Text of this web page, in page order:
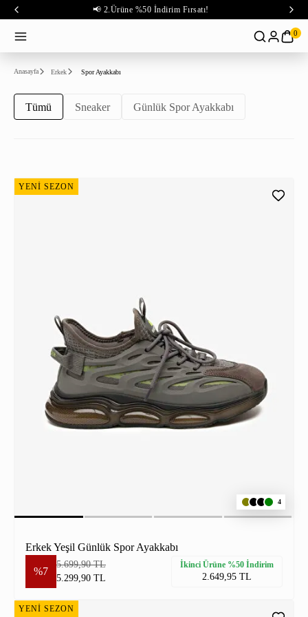
📢 2.Ürüne %50 İndirim Fırsatı!
0
Anasayfa Erkek Spor Ayakkabı
Tümü Sneaker Günlük Spor Ayakkabı
YENİ SEZON
4
Erkek Yeşil Günlük Spor Ayakkabı
%7
5.699,90 TL
5.299,90 TL
İkinci Ürüne %50 İndirim
2.649,95 TL
YENİ SEZON